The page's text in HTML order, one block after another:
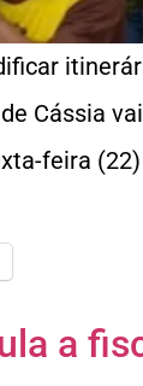
Cássia
feira
a